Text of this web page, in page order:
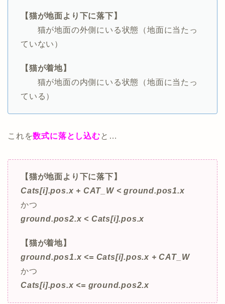
【猫が地面より下に落下】
猫が地面の外側にいる状態（地面に当たっ
ていない）
【猫が着地】
猫が地面の内側にいる状態（地面に当たっ
ている）
これを数式に落とし込むと…
【猫が地面より下に落下】
Cats[i].pos.x + CAT_W < ground.pos1.x
かつ
ground.pos2.x < Cats[i].pos.x
【猫が着地】
ground.pos1.x <= Cats[i].pos.x + CAT_W
かつ
Cats[i].pos.x <= ground.pos2.x